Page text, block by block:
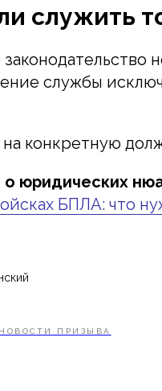
служить
службы
конкретную
юридических
БПЛА: что
НОВОСТИ ПРИЗЫВА